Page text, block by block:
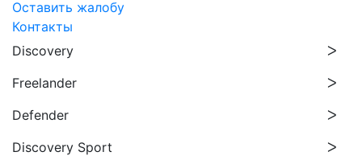
Оставить жалобу
Контакты
Discovery
Freelander
Defender
Discovery Sport